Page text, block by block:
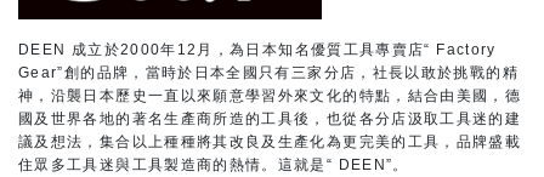
DEEN 成立於2000年12月，為日本知名優質工具專賣店“ Factory
Gear”創的品牌，當時於日本全國只有三家分店，社長以敢於挑戰的精
神，沿襲日本歷史一直以來願意學習外來文化的特點，結合由美國，德
國及世界各地的著名生產商所造的工具後，也從各分店汲取工具迷的建
議及想法，集合以上種種將其改良及生產化為更完美的工具，品牌盛載
住眾多工具迷與工具製造商的熱情。這就是“ DEEN”。